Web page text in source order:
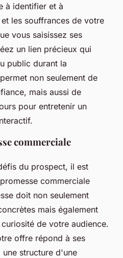
à identifier et à
les souffrances de votre
vous saisissez ses
un lien précieux qui
public durant la
non seulement de
mais aussi de
pour entretenir un
commerciale
du prospect, il est
commerciale
doit non seulement
mais également
de votre audience.
offre répond à ses
structure d'une